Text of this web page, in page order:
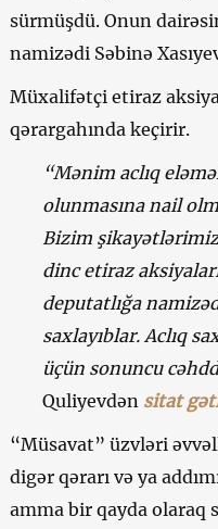
sürmüşdü. Onun
namizədi Səbinə
Müxalifətçi etiraz
qərargahında keçirir.
“Mənim aclıq
olunmasına nail
Bizim
dinc etiraz
deputatlığa
saxlayıblar. Aclıq
üçün sonuncu
Quliyevdən sitat
“Müsavat” üzvləri
digər qərarı və ya
amma bir qayda olaraq